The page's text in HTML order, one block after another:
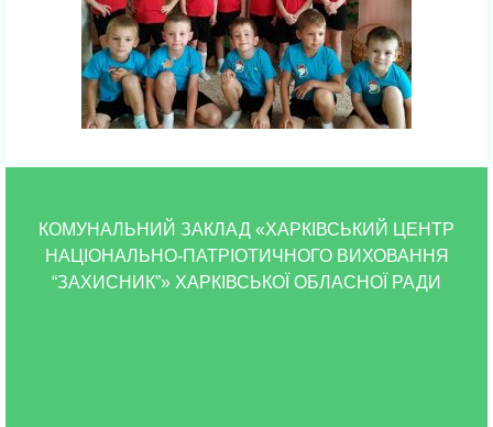
КОМУНАЛЬНИЙ ЗАКЛАД «ХАРКІВСЬКИЙ ЦЕНТР
НАЦІОНАЛЬНО-ПАТРІОТИЧНОГО ВИХОВАННЯ
“ЗАХИСНИК”» ХАРКІВСЬКОЇ ОБЛАСНОЇ РАДИ